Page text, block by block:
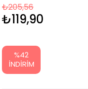
₺205,56
₺119,90
%42
İNDIRIM